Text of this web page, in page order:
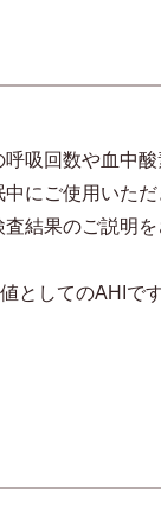
吸回数や血中
にご使用いただ
結果のご説明
としてのAHIで